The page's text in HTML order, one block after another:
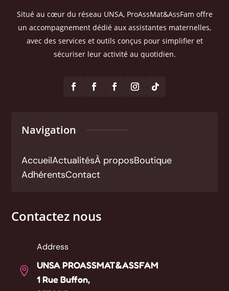
Situé au cœur du réseau UNSA, ProAssMat&AssFam offre
un accompagnement dédié aux assistantes maternelles,
avec des services et outils conçus pour simplifier et
sécuriser leur activité au quotidien.
Navigation
AccueilActualitésÀ proposBoutique
AdhérentsContact
Contactez nous

Address
UNSA PROASSMAT&ASSFAM
1 Rue Buffon,